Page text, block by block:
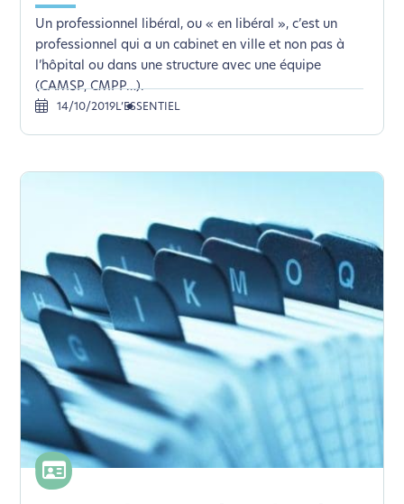
Un professionnel libéral, ou « en libéral », c’est un
professionnel qui a un cabinet en ville et non pas à
l’hôpital ou dans une structure avec une équipe
(CAMSP, CMPP…).
14/10/2019L’ESSENTIEL